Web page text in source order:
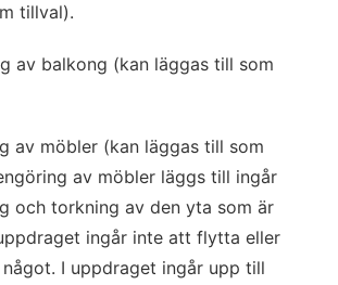
tillval).
av balkong (kan läggas till som
av möbler (kan läggas till som
av möbler läggs till ingår
och torkning av den yta som är
ingår inte att flytta eller
I uppdraget ingår upp till